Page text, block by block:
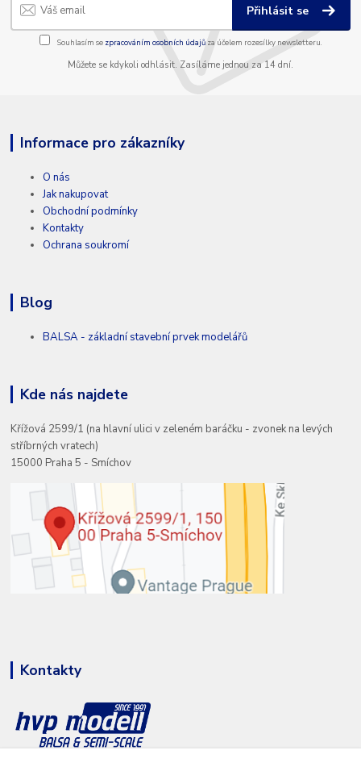
Přihlásit se
Souhlasím se zpracováním osobních údajůza účelem rozesílky newsletteru.
Můžete se kdykoli odhlásit. Zasíláme jednou za 14 dní.
Informace pro zákazníky
O nás
Jak nakupovat
Obchodní podmínky
Kontakty
Ochrana soukromí
Blog
BALSA - základní stavební prvek modelářů
Kde nás najdete
Křížová 2599/1 (na hlavní ulici v zeleném baráčku - zvonek na levých
stříbrných vratech)
15000 Praha 5 - Smíchov
Kontakty